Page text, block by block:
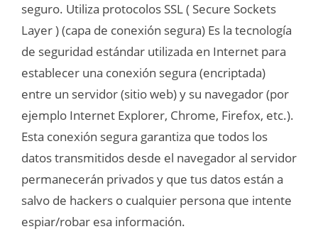
seguro. Utiliza protocolos SSL ( Secure Sockets
Layer ) (capa de conexión segura) Es la tecnología
de seguridad estándar utilizada en Internet para
establecer una conexión segura (encriptada)
entre un servidor (sitio web) y su navegador (por
ejemplo Internet Explorer, Chrome, Firefox, etc.).
Esta conexión segura garantiza que todos los
datos transmitidos desde el navegador al servidor
permanecerán privados y que tus datos están a
salvo de hackers o cualquier persona que intente
espiar/robar esa información.